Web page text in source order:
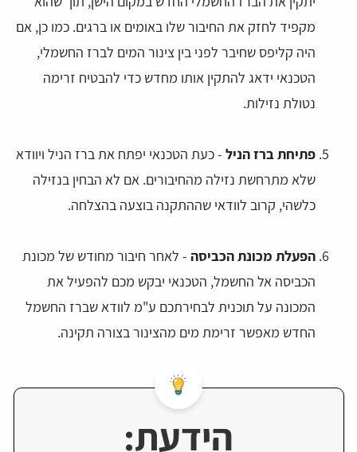
מקפיד לחזק את החיבור שלו באומים או ברגים. כמו כן, אם
היה קליפס שחיבר לפני בין צינור המים לברז החשמלי,
הטכנאי ידאג להתקין אותו מחדש כדי להבטיח זרימה
נטולת נזילות.
פתיחת ברז הניל - כעת הטכנאי יפתח את ברז הניל ויוודא
שלא מתרחשת נזילה מהחיבורים. אם לא הבחין בנזילה
כלשהי, קרוב לוודאי שההתקנה בוצעה בהצלחה.
הפעלת מכונת הכביסה - לאחר חיבור מחודש של מכונת
הכביסה אל החשמל, הטכנאי יבקש מכם להפעיל את
המכונה על תוכנית לבחירתכם ע"מ לוודא שברז החשמל
החדש מאפשר זרימת מים מהצינור בצורה תקינה.
הידעת: